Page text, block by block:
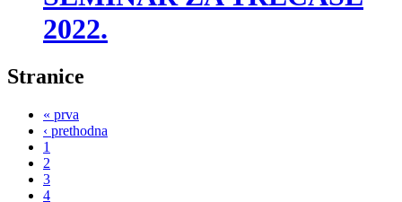
2022.
Stranice
« prva
‹ prethodna
1
2
3
4